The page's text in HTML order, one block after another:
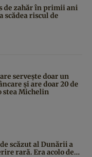
de zahăr în primii ani
scădea riscul de
servește doar un
și are doar 20 de
stea Michelin
scăzut al Dunării a
rară. Era acolo de...